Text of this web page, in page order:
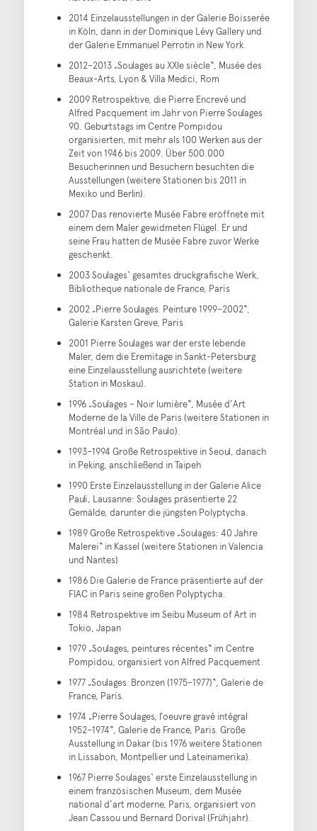
2014 Einzelausstellungen in der Galerie Boisserée
in Köln, dann in der Dominique Lévy Gallery und
der Galerie Emmanuel Perrotin in New York.
2012–2013 „Soulages au XXIe siècle“, Musée des
Beaux-Arts, Lyon & Villa Medici, Rom
2009 Retrospektive, die Pierre Encrevé und
Alfred Pacquement im Jahr von Pierre Soulages
90. Geburtstags im Centre Pompidou
organisierten, mit mehr als 100 Werken aus der
Zeit von 1946 bis 2009. Über 500.000
Besucherinnen und Besuchern besuchten die
Ausstellungen (weitere Stationen bis 2011 in
Mexiko und Berlin).
2007 Das renovierte Musée Fabre eröffnete mit
einem dem Maler gewidmeten Flügel. Er und
seine Frau hatten de Musée Fabre zuvor Werke
geschenkt.
2003 Soulages‘ gesamtes druckgrafische Werk,
Bibliotheque nationale de France, Paris
2002 „Pierre Soulages. Peinture 1999–2002“,
Galerie Karsten Greve, Paris
2001 Pierre Soulages war der erste lebende
Maler, dem die Eremitage in Sankt-Petersburg
eine Einzelausstellung ausrichtete (weitere
Station in Moskau).
1996 „Soulages – Noir lumière“, Musée d’Art
Moderne de la Ville de Paris (weitere Stationen in
Montréal und in São Paulo).
1993–1994 Große Retrospektive in Seoul, danach
in Peking, anschließend in Taipeh
1990 Erste Einzelausstellung in der Galerie Alice
Pauli, Lausanne: Soulages präsentierte 22
Gemälde, darunter die jüngsten Polyptycha.
1989 Große Retrospektive „Soulages: 40 Jahre
Malerei“ in Kassel (weitere Stationen in Valencia
und Nantes)
1986 Die Galerie de France präsentierte auf der
FIAC in Paris seine großen Polyptycha.
1984 Retrospektive im Seibu Museum of Art in
Tokio, Japan
1979 „Soulages, peintures récentes“ im Centre
Pompidou, organisiert von Alfred Pacquement.
1977 „Soulages. Bronzen (1975–1977)“, Galerie de
France, Paris.
1974 „Pierre Soulages, l’oeuvre gravé intégral
1952–1974“, Galerie de France, Paris. Große
Ausstellung in Dakar (bis 1976 weitere Stationen
in Lissabon, Montpellier und Lateinamerika).
1967 Pierre Soulages‘ erste Einzelausstellung in
einem französischen Museum, dem Musée
national d’art moderne, Paris, organisiert von
Jean Cassou und Bernard Dorival (Frühjahr).